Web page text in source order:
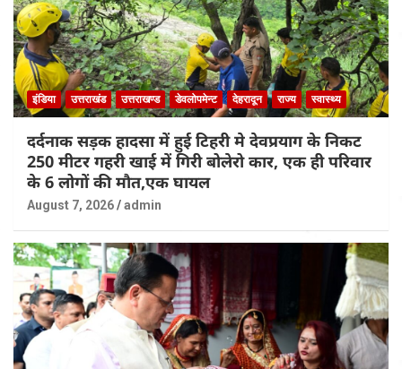
इंडिया उत्तराखंड उत्तराखण्ड डेवलोपमेन्ट देहरादून राज्य स्वास्थ्य
दर्दनाक सड़क हादसा में हुई टिहरी मे देवप्रयाग के निकट
250 मीटर गहरी खाई में गिरी बोलेरो कार, एक ही परिवार
के 6 लोगों की मौत,एक घायल
August 7, 2026 admin